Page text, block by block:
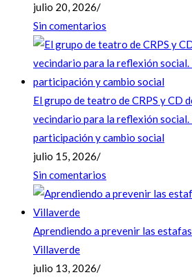
julio 20, 2026/
Sin comentarios
El grupo de teatro de CRPS y CD
vecindario para la reflexión
participación y cambio social
julio 15, 2026/
Sin comentarios
Aprendiendo a prevenir las
Villaverde
julio 13, 2026/